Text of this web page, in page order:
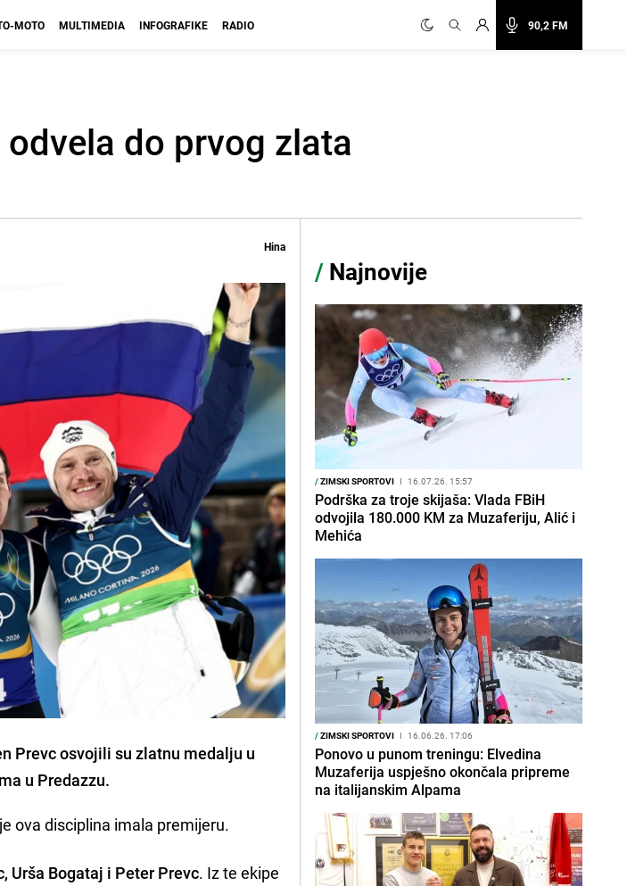
90,2 FM
MOTO MULTIMEDIA INFOGRAFIKE RADIO
do prvog zlata
Hina
Prevc osvojili su zlatnu medalju u
u Predazzu.
ova disciplina imala premijeru.
Urša Bogataj i Peter Prevc. Iz te ekipe
/ Najnovije
/ZIMSKI SPORTOVI I 16.07.26. 15:57
Podrška za troje skijaša: Vlada FBiH
odvojila 180.000 KM za Muzaferiju, Alić i
Mehića
/ZIMSKI SPORTOVI I 16.06.26. 17:06
Ponovo u punom treningu: Elvedina
Muzaferija uspješno okončala pripreme
na italijanskim Alpama